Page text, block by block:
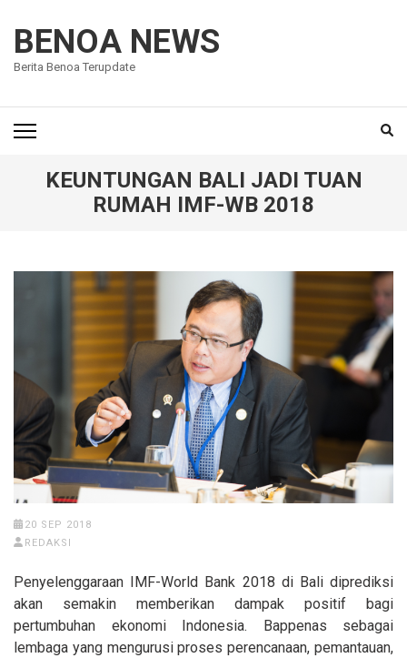
konten
(Tekan
BENOA NEWS
Berita Benoa Terupdate
KEUNTUNGAN BALI JADI TUAN
RUMAH IMF-WB 2018
20 SEP 2018
REDAKSI
Penyelenggaraan IMF-World Bank 2018 di Bali diprediksi
akan semakin memberikan dampak positif bagi
pertumbuhan ekonomi Indonesia. Bappenas sebagai
lembaga yang mengurusi proses perencanaan, pemantauan,